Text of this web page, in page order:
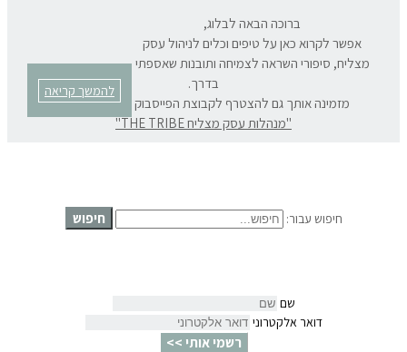
להמשך קריאה
ברוכה הבאה לבלוג,
אפשר לקרוא כאן על טיפים וכלים לניהול עסק
מצליח, סיפורי השראה לצמיחה ותובנות שאספתי
בדרך.
מזמינה אותך גם להצטרף לקבוצת הפייסבוק המרתקת שלנו:
"מנהלות עסק מצליח THE TRIBE"
חיפוש עבור: חיפוש
שם
דואר אלקטרוני
רשמי אותי >>